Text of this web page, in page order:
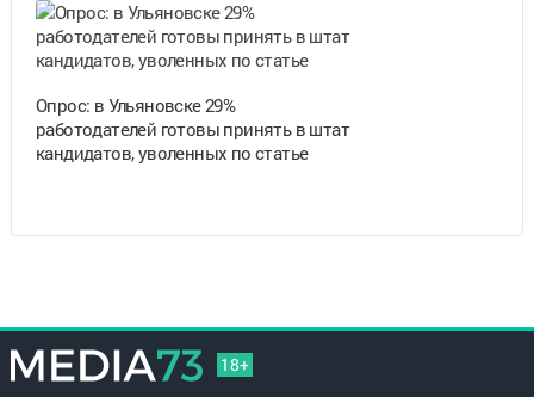
Опрос: в Ульяновске 29%
работодателей готовы принять в штат
кандидатов, уволенных по статье
18+